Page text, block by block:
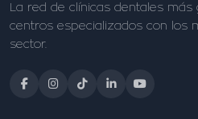
La red de clínicas dentales
centros especializados con los
sector.